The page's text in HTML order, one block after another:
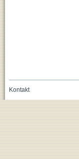
Kontakt